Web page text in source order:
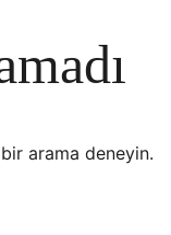
arama deneyin.